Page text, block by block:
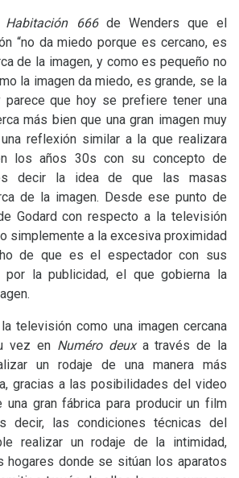
Habitación 666de Wenders que el
“no da miedo porque es cercano, es
de la imagen, y como es pequeño no
la imagen da miedo, es grande, se la
que hoy se prefiere tener una
más bien que una gran imagen muy
reflexión similar a la que realizara
los años 30s con su concepto de
decir la idea de que las masas
de la imagen. Desde ese punto de
Godard con respecto a la televisión
simplemente a la excesiva proximidad
de que es el espectador con sus
la publicidad, el que gobierna la
televisión como una imagen cercana
vez en Numéro deuxa través de la
un rodaje de una manera más
gracias a las posibilidades del video
una gran fábrica para producir un film
decir, las condiciones técnicas del
realizar un rodaje de la intimidad,
hogares donde se sitúan los aparatos